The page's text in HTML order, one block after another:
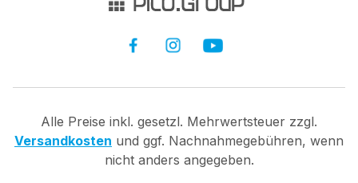
Alle Preise inkl. gesetzl. Mehrwertsteuer zzgl.
Versandkosten und ggf. Nachnahmegebühren, wenn
nicht anders angegeben.